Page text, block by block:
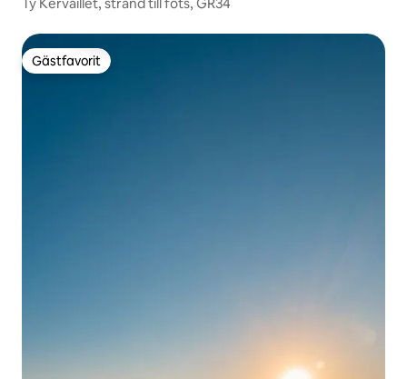
Gästfavorit
Gästfavorit